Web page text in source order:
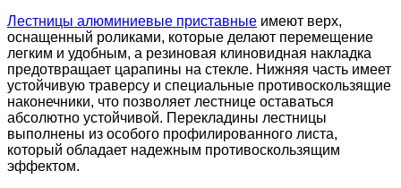
Лестницы алюминиевые приставные имеют верх,
оснащенный роликами, которые делают перемещение
легким и удобным, а резиновая клиновидная накладка
предотвращает царапины на стекле. Нижняя часть имеет
устойчивую траверсу и специальные противоскользящие
наконечники, что позволяет лестнице оставаться
абсолютно устойчивой. Перекладины лестницы
выполнены из особого профилированного листа,
который обладает надежным противоскользящим
эффектом.